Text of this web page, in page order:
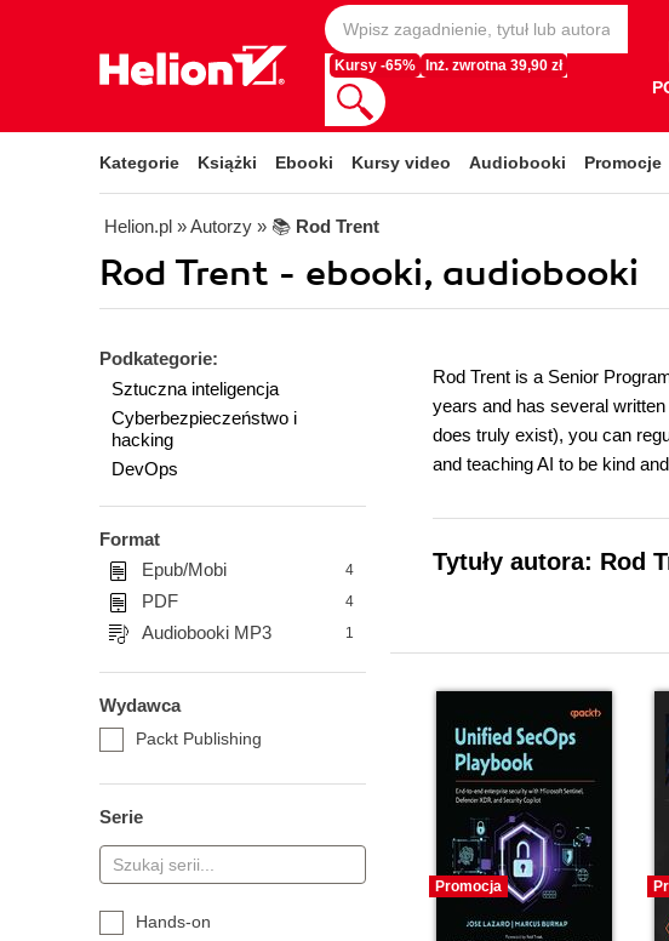
Kursy -65% Inż. zwrotna 39,90 zł
Kategorie Książki Ebooki Kursy video Audiobooki Promocje
Helion.pl » Autorzy » 📚 Rod Trent
Rod Trent - ebooki, audiobooki
Podkategorie:
Sztuczna inteligencja
Cyberbezpieczeństwo i
hacking
DevOps
Format
Epub/Mobi
4
PDF 4
Audiobooki MP3 1
Wydawca
Packt Publishing
Serie
Hands-on
Rod Trent is a Senior
years and has several
does truly exist), you can
and teaching AI to be kind
Tytuły autora: Rod
Promocja